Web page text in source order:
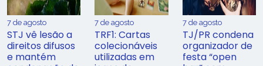
7 de agosto
STJ vê lesão a
direitos difusos
e mantém
7 de agosto
TRF1: Cartas
colecionáveis
utilizadas em
7 de agosto
TJ/PR condena
organizador de
festa “open